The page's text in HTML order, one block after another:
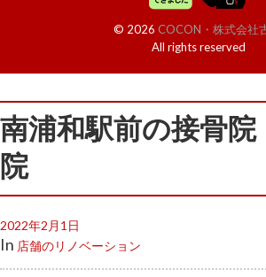
© 2026 COCON・株式会社
All rights reserved
南浦和駅前の接骨院
院
2022年2月1日
In 店舗のリノベーション